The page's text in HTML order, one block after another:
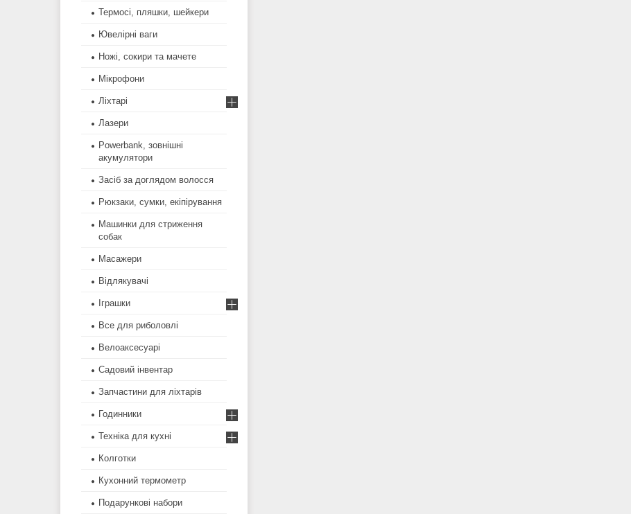
Термосі, пляшки, шейкери
Ювелірні ваги
Ножі, сокири та мачете
Мікрофони
Ліхтарі
Лазери
Powerbank, зовнішні
акумулятори
Засіб за доглядом волосся
Рюкзаки, сумки, екіпірування
Машинки для стриження
собак
Масажери
Відлякувачі
Іграшки
Все для риболовлі
Велоаксесуарі
Садовий інвентар
Запчастини для ліхтарів
Годинники
Техніка для кухні
Колготки
Кухонний термометр
Подарункові набори